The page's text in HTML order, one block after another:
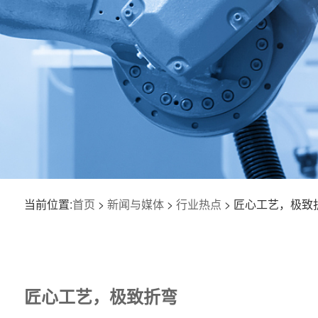
当前位置:首页 > 新闻与媒体> 行业热点 > 匠心工艺，极致
匠心工艺，极致折弯